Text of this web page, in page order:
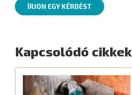
ÍRJON EGY KÉRDÉST
Kapcsolódó cikkek